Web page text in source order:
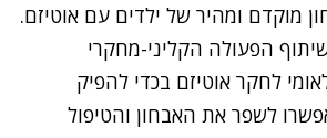
מוקדם ומהיר של ילדים עם אוטיזם.
הפעולה הקליני-מחקרי
לחקר אוטיזם בכדי להפיק
לשפר את האבחון והטיפול